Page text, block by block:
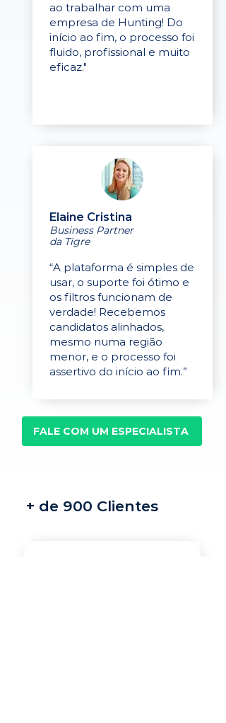
ao trabalhar com uma
empresa de Hunting! Do
início ao fim, o processo foi
fluido, profissional e muito
eficaz."
Elaine Cristina
Business Partner
da Tigre
“A plataforma é simples de
usar, o suporte foi ótimo e
os filtros funcionam de
verdade! Recebemos
candidatos alinhados,
mesmo numa região
menor, e o processo foi
assertivo do início ao fim.”
FALE COM UM ESPECIALISTA
+ de 900 Clientes